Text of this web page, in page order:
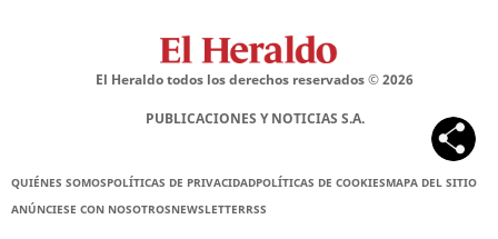
El Heraldo todos los derechos reservados ©2026
PUBLICACIONES Y NOTICIAS S.A.
QUIÉNES SOMOSPOLÍTICAS DE PRIVACIDADPOLÍTICAS DE COOKIESMAPA DEL SITIO
ANÚNCIESE CON NOSOTROSNEWSLETTERRSS